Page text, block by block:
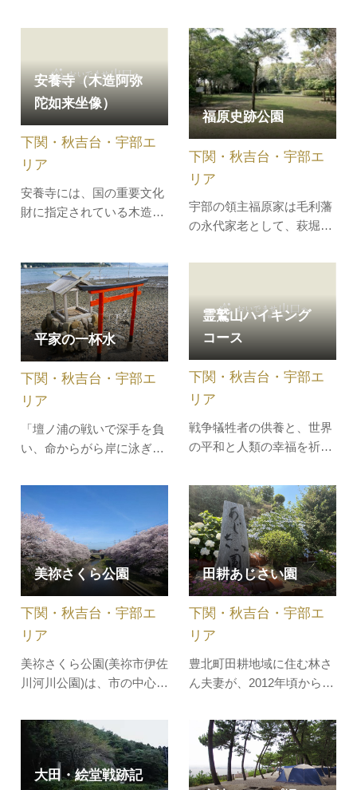
ジがあるふぐは、縁起を担
と呼ばれ親しまれていま
す。そんな下関でプロの料
理人に手ほどきを受けなが
らふくをおろし、刺身やふ
くちりなど本…
国でも有数。その高い技術
力が評価され、映画制作会
社から作成依頼も受けてお
り、昨今では映画「アルキ
メデスの大戦」に美術協力
をしている。あなたも「世
帆布かば…
安養寺（木造阿弥
陀如来坐像）
安養寺には、国の重要文化
財に指定されている木造阿
で、台座・光背は後補。像
高は269．1cmで、いわゆ
る丈六仏（じょうろくぶ
つ）の大きさです。
下関・秋吉台・宇部エ
リア
福原史跡公園
宇部の領主福原家は毛利藩
の永代家老として、萩堀内
は御田屋（おたや：遠方の
た建物）と呼ばれていまし
た。1976年（昭和51年）、
市の史跡公園として開放さ
れた園内には、井戸跡、屋
敷神、樹木が残存していま
す。表門…
下関・秋吉台・宇部エ
リア
平家の一杯水
「壇ノ浦の戦いで深手を負
い、命からがら岸に泳ぎ着
見つけ、飲んでみると真水
うとしたら塩水になってお
り、その場で力尽きた」と
いう伝説が残っているとこ
ろです。碑の近くの渚に湧
れ、今も…
下関・秋吉台・宇部エ
リア
霊鷲山ハイキング
コース
戦争犠牲者の供養と、世界
の平和と人類の幸福を祈願
周囲は面積約400平方メー
トルの平坦な草地で、旧軍
隊の豪舎が散在していま
す。標高291mの山頂から
は、東に北九州市、西に宇
部市はもとより遠く周防灘
を隔てて四国山脈が眺望で
き、北に日本…
下関・秋吉台・宇部エ
リア
美祢さくら公園
美祢さくら公園(美祢市伊佐
川河川公園)は、市の中心部
た公園です。年間を通じて
さまざまなイベント会場に
なっているほか、大型遊具
が設置されている広場もあ
下関・秋吉台・宇部エ
リア
田耕あじさい園
豊北町田耕地域に住む林さ
ん夫妻が、2012年頃から手
あじさい園。 2019年から
一般公開を始め、現在では
40種以上約500株の紫陽花
を楽しむことができます。
下関・秋吉台・宇部エ
リア
大田・絵堂戦跡記